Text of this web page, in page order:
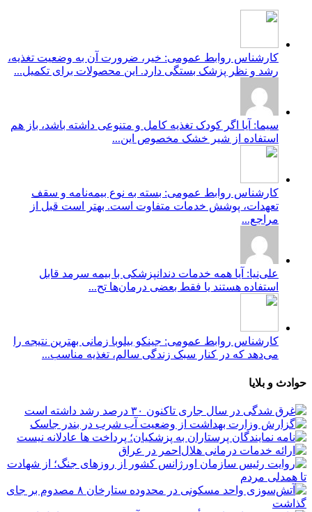
کارشناس روابط عمومی: خیر، ضرورت آن به وضعیت تغذیه،
رشد و نظر پزشک بستگی دارد. این محصولات برای تکمیل...
سیما: آیا اگر کودک تغذیه کامل و متنوعی داشته باشد، باز هم
استفاده از شیر خشک مخصوص این...
کارشناس روابط عمومی: بسته به نوع بیمه‌نامه و سقف
تعهدات، پوشش خدمات متفاوت است. بهتر است قبل از
مراجع...
علی‌نیا: آیا همه خدمات دندانپزشکی با بیمه سرمد قابل
استفاده هستند یا فقط بعضی درمان‌ها تح...
کارشناس روابط عمومی: جینکو بیلوبا زمانی بهترین نتیجه را
می‌دهد که در کنار سبک زندگی سالم، تغذیه مناسب...
حوادث و بلایا